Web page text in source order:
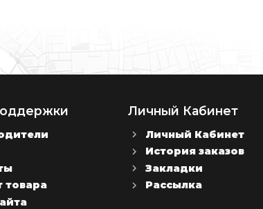
товара
Личный Кабинет
Личный Кабинет
История заказов
Закладки
Рассылка